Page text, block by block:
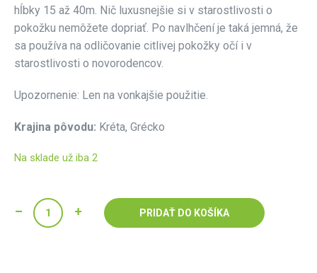
hĺbky 15 až 40m. Nič luxusnejšie si v starostlivosti o
pokožku nemôžete dopriať. Po navlhčení je taká jemná, že
sa používa na odličovanie citlivej pokožky očí i v
starostlivosti o novorodencov.
Upozornenie: Len na vonkajšie použitie.
Krajina pôvodu: Kréta, Grécko
Na sklade už iba 2
PRIDAŤ DO KOŠÍKA